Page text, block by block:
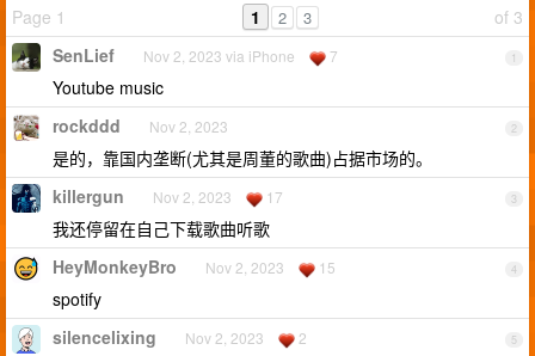
Page 1
of 3
1 2 3
1
SenLief Nov 2, 2023 via iPhone 7
Youtube music
2
rockddd Nov 2, 2023
是的，靠国内垄断(尤其是周董的歌曲)占据市场的。
3
killergun Nov 2, 2023 17
我还停留在自己下载歌曲听歌
4
HeyMonkeyBro Nov 2, 2023 15
spotify
5
silencelixing Nov 2, 2023 2